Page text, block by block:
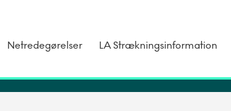
Netredegørelser LA Strækningsinformation